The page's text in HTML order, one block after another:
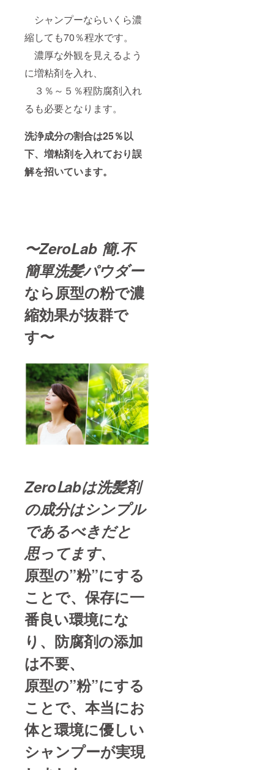
シャンプーならいくら濃
縮しても70％程水です。
濃厚な外観を見えるよう
に増粘剤を入れ、
３％～５％程防腐剤入れ
るも必要となります。
洗浄成分の割合は25％以
下、 増粘剤を入れており誤
解を招いています。
〜ZeroLab 簡.不
簡單洗髪パウダー
なら原型の粉で濃
縮効果が抜群で
す〜
ZeroⅬabは洗髪剤
の成分はシンプル
であるべきだと
思ってます、
原型の”粉”にする
ことで、保存に一
番良い環境にな
り、防腐剤の添加
は不要、
原型の”粉”にする
ことで、 本当にお
体と環境に優しい
シャンプーが実現